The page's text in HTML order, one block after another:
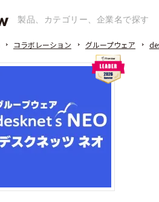
コラボレーション グループウェア